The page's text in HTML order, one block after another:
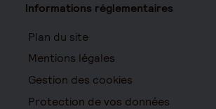
Informations réglementaires
Plan du site
Mentions légales
Gestion des cookies
Protection de vos données